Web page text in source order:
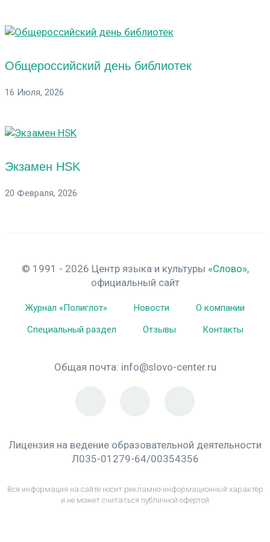
Общероссийский день библиотек
16 Июля, 2026
Экзамен HSK
20 Февраля, 2026
© 1991 - 2026 Центр языка и культуры «Слово»,
официальный сайт
Журнал «Полиглот» Новости
О компании
Специальный раздел
Отзывы Контакты
Общая почта: info@slovo-center.ru
Лицензия на ведение образовательной деятельности
Л035-01279-64/00354356
Вся информация на сайте носит рекламно-информационный характер
и не может считаться публичной офертой